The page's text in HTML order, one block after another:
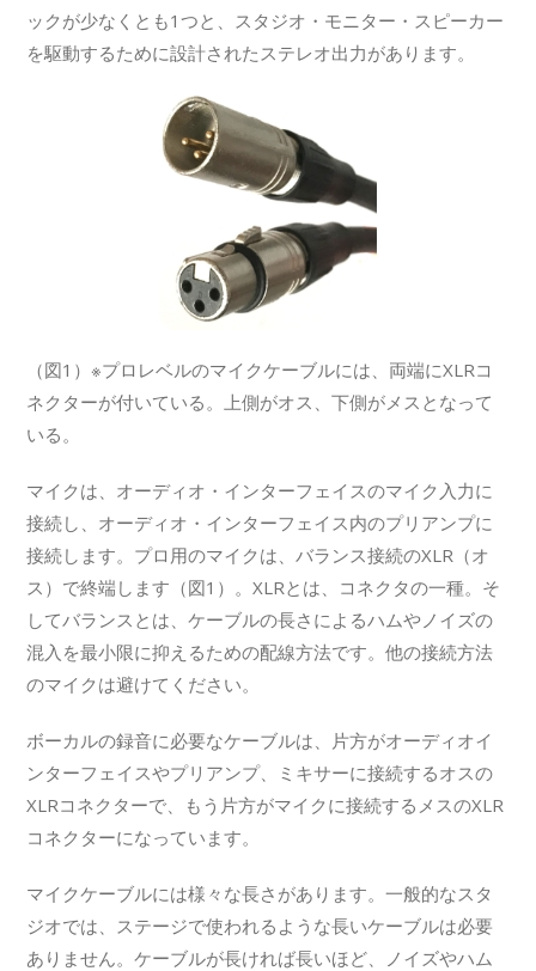
ックが少なくとも1つと、スタジオ・モニター・スピーカー
を駆動するために設計されたステレオ出力があります。
（図1）※プロレベルのマイクケーブルには、両端にXLRコ
ネクターが付いている。上側がオス、下側がメスとなって
いる。
マイクは、オーディオ・インターフェイスのマイク入力に
接続し、オーディオ・インターフェイス内のプリアンプに
接続します。プロ用のマイクは、バランス接続のXLR（オ
ス）で終端します（図1）。XLRとは、コネクタの一種。そ
してバランスとは、ケーブルの長さによるハムやノイズの
混入を最小限に抑えるための配線方法です。他の接続方法
のマイクは避けてください。
ボーカルの録音に必要なケーブルは、片方がオーディオイ
ンターフェイスやプリアンプ、ミキサーに接続するオスの
XLRコネクターで、もう片方がマイクに接続するメスのXLR
コネクターになっています。
マイクケーブルには様々な長さがあります。一般的なスタ
ジオでは、ステージで使われるような長いケーブルは必要
ありません。ケーブルが長ければ長いほど、ノイズやハム